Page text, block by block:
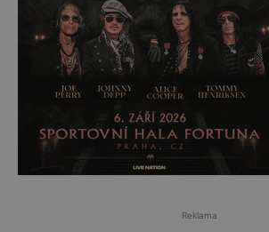
Reklama